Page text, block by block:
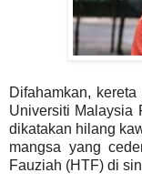
Difahamkan,
Universiti Malaysia
dikatakan hilang
mangsa yang
Fauziah (HTF) di